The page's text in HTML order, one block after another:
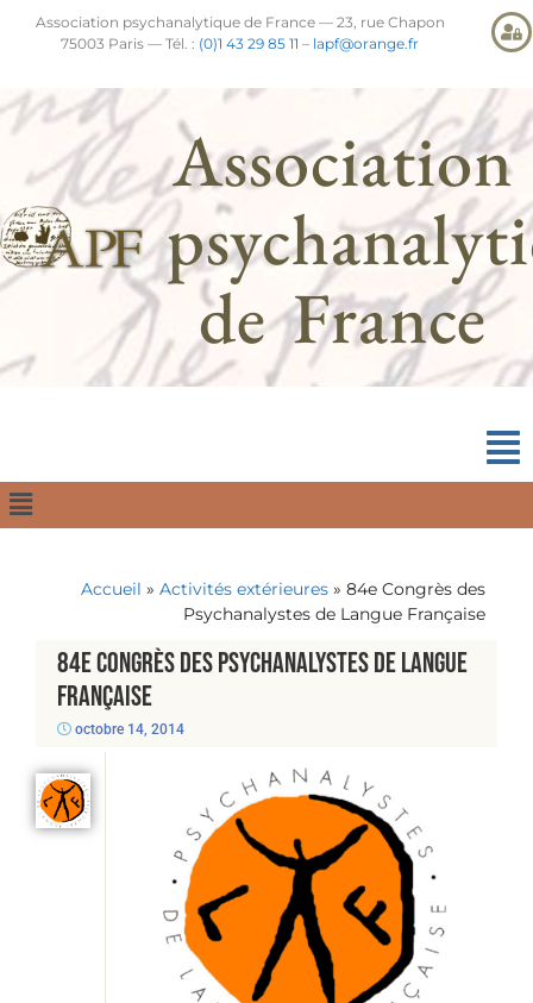
Association psychanalytique de France — 23, rue Chapon
75003 Paris — Tél. : (0)1 43 29 85 11 – lapf@orange.fr
Association
de France
Accueil » Activités extérieures » 84e Congrès des
Psychanalystes de Langue Française
84e Congrès des Psychanalystes de Langue
Française
octobre 14, 2014